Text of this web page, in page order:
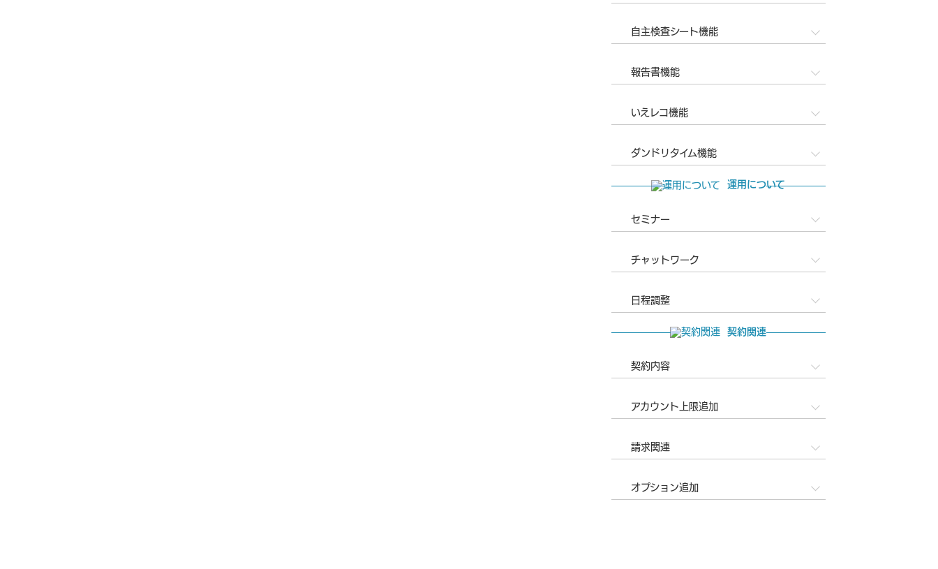
自主検査シート機能
報告書機能
いえレコ機能
ダンドリタイム機能
運用について
セミナー
チャットワーク
日程調整
契約関連
契約内容
アカウント上限追加
請求関連
オプション追加